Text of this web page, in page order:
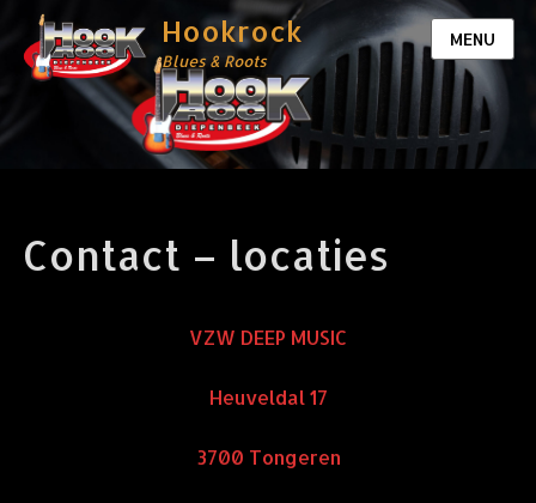
Hookrock
Blues & Roots
MENU
Contact – locaties
VZW DEEP MUSIC
Heuveldal 17
3700 Tongeren